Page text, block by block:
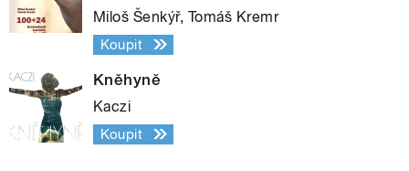
Miloš Šenkýř, Tomáš Kremr
Koupit
Kněhyně
Kaczi
Koupit